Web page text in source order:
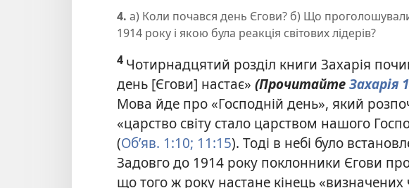
4. а) Коли почався день Єгови? б) Що
1914 року і якою була реакція світових лідерів?
4 Чотирнадцятий розділ книги Захарія
день [Єгови] настає» (ПрочитайтеЗахарія
Мова йде про «Господній день», який
«царство світу стало царством нашого
(Об’яв. 1:10; 11:15). Тоді в небі було
Задовго до 1914 року поклонники Єгови
що того ж року настане кінець «визначених